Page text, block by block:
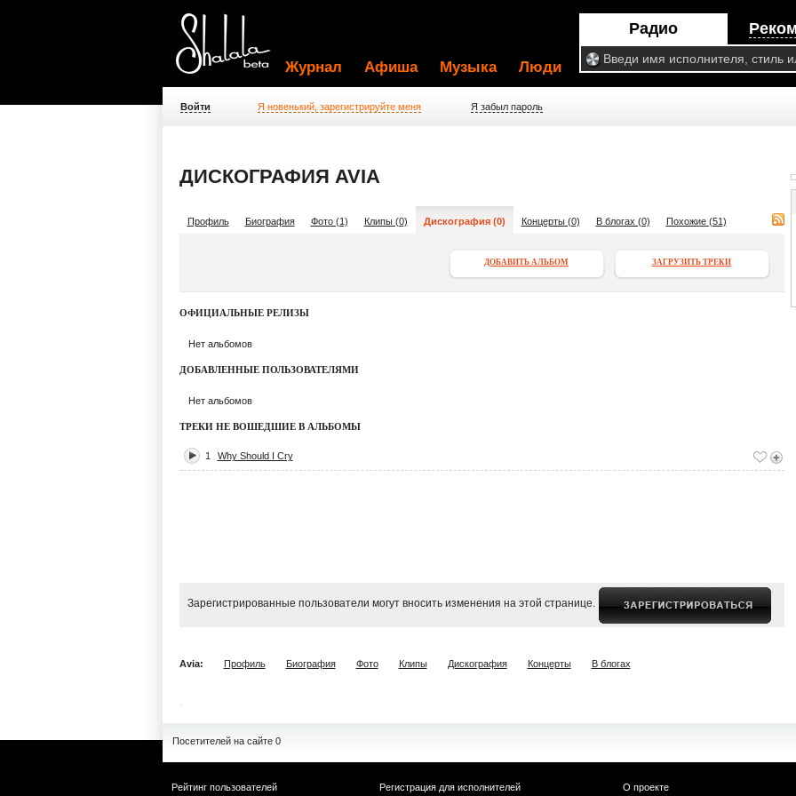
Радио
Журнал Афиша Музыка Люди
Войти Я новенький, зарегистрируйте меня Я забыл пароль
ДИСКОГРАФИЯ AVIA
Профиль Биография Фото (1) Клипы (0) Дискография (0) Концерты (0) В блогах (0) Похожие (51)
ЗАГРУЗИТЬ ТРЕКИ
ДОБАВИТЬ АЛЬБОМ
ОФИЦИАЛЬНЫЕ РЕЛИЗЫ
Нет альбомов
ДОБАВЛЕННЫЕ ПОЛЬЗОВАТЕЛЯМИ
Нет альбомов
ТРЕКИ НЕ ВОШЕДШИЕ В АЛЬБОМЫ
1 Why Should I Cry
Зарегистрированные пользователи могут вносить изменения на этой странице.
Avia: Профиль Биография Фото Клипы Дискография Концерты В блогах
Посетителей на сайте 0
Рейтинг пользователей
Регистрация для исполнителей
О проекте